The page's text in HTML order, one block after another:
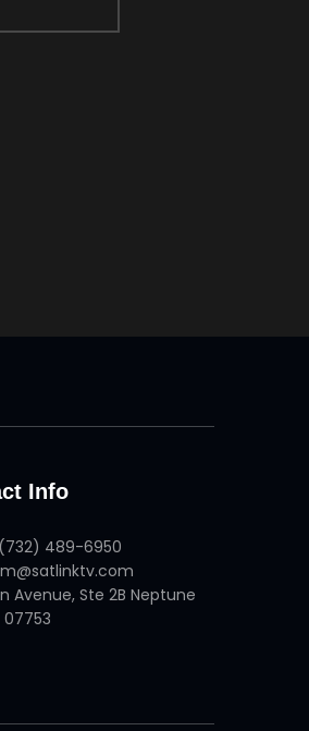
Info
489-6950
Avenue, Ste 2B Neptune
07753